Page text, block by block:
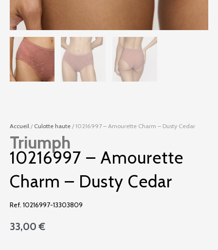
Accueil / Culotte haute / 10216997 – Amourette Charm – Dusty Cedar
Triumph
10216997 – Amourette
Charm – Dusty Cedar
Ref. 10216997-13303809
33,00€